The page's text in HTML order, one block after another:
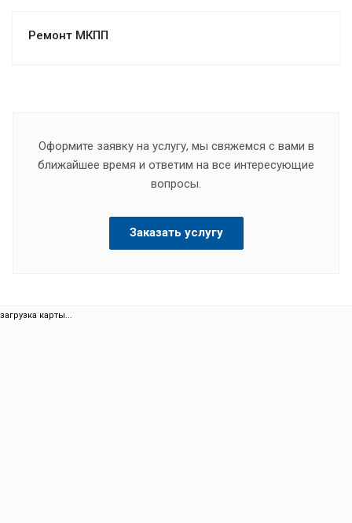
Ремонт МКПП
Оформите заявку на услугу, мы свяжемся с вами в
ближайшее время и ответим на все интересующие
вопросы.
Заказать услугу
загрузка карты...